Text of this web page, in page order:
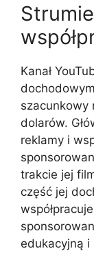
Kanał
szacunkowy
dolarów.
reklamy i
trakcie jej
część jej
edukacyjną